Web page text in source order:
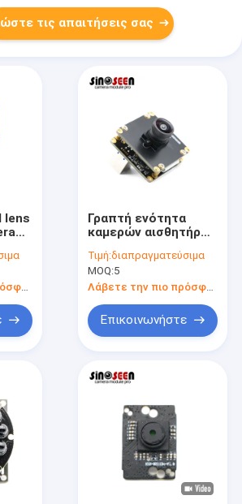
τις απαιτήσεις σας
lens
Λάβετε την πιο πρόσφατη τιμή
Γραπτή ενότητα
καμερών αισθητήρων
30FPS για τη
μηχανική όραση
Τιμή:διαπραγματεύσιμα
MOQ:5
Επικοινωνήστε